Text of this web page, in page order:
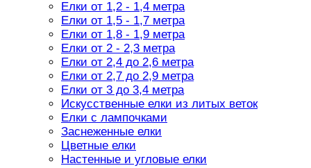
Елки от 1,2 - 1,4 метра
Елки от 1,5 - 1,7 метра
Елки от 1,8 - 1,9 метра
Елки от 2 - 2,3 метра
Елки от 2,4 до 2,6 метра
Елки от 2,7 до 2,9 метра
Елки от 3 до 3,4 метра
Искусственные елки из литых веток
Елки с лампочками
Заснеженные елки
Цветные елки
Настенные и угловые елки